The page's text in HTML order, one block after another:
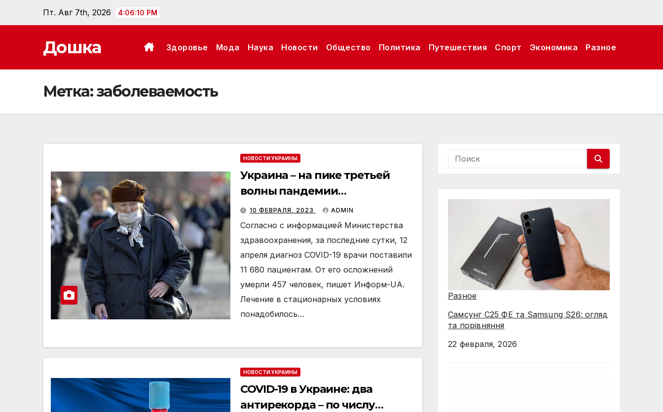
Пт. Авг 7th, 2026 4:06:11 PM
Дошка Здоровье Мода Наука Новости Общество Политика Путешествия Спорт Экономика Разное
Метка:заболеваемость
НОВОСТИ УКРАИНЫ
Украина – на пике третьей
волны пандемии
коронавируса
10 ФЕВРАЛЯ, 2023 ADMIN
Согласно с информацией Министерства
здравоохранения, за последние сутки, 12
апреля диагноз COVID-19 врачи поставили
11 680 пациентам. От его осложнений
умерли 457 человек, пишет Информ-UA.
Лечение в стационарных условиях
понадобилось…
НОВОСТИ УКРАИНЫ
COVID-19 в Украине: два
антирекорда – по числу
Разное
Самсунг С25 ФЕ та Samsung S26: огляд
та порівняння
22 февраля, 2026